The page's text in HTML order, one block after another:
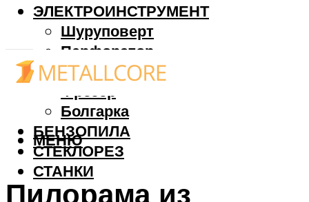
ЭЛЕКТРОИНСТРУМЕНТ
Шуруповерт
Перфоратор
Дрель
Фрезер
Болгарка
БЕНЗОПИЛА
СТЕКЛОРЕЗ
СТАНКИ
МЕНЮ
Пилорама из